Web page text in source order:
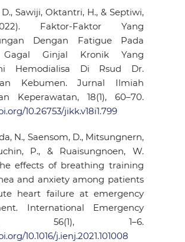
Sawiji, Oktantri, H., & Septiwi,
Faktor-Faktor Yang
Dengan Fatigue Pada
Gagal Ginjal Kronik Yang
Hemodialisa Di Rsud Dr.
Kebumen. Jurnal Ilmiah
Keperawatan, 18(1), 60–70.
10.26753/jikk.v18i1.799
N., Saensom, D., Mitsungnern,
P., & Ruaisungnoen, W.
effects of breathing training
and anxiety among patients
heart failure at emergency
International Emergency
56(1), 1–6.
10.1016/j.ienj.2021.101008